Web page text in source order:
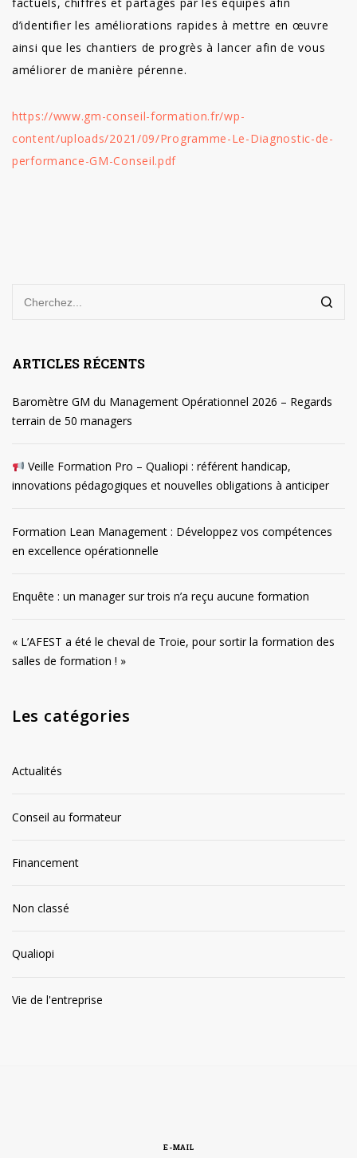
d’identifier les améliorations rapides à mettre en œuvre
ainsi que les chantiers de progrès à lancer afin de vous
améliorer de manière pérenne.
https://www.gm-conseil-formation.fr/wp-
content/uploads/2021/09/Programme-Le-Diagnostic-de-
performance-GM-Conseil.pdf
ARTICLES RÉCENTS
Baromètre GM du Management Opérationnel 2026 – Regards
terrain de 50 managers
Veille Formation Pro – Qualiopi : référent handicap,
innovations pédagogiques et nouvelles obligations à anticiper
Formation Lean Management : Développez vos compétences
en excellence opérationnelle
Enquête : un manager sur trois n’a reçu aucune formation
« L’AFEST a été le cheval de Troie, pour sortir la formation des
salles de formation ! »
Les catégories
Actualités
Conseil au formateur
Financement
Non classé
Qualiopi
Vie de l'entreprise
E-MAIL